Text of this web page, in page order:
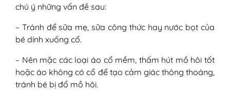
chú ý những vấn đề sau:
– Tránh để sữa mẹ, sữa công thức hay nước bọt của
bé dính xuống cổ.
– Nên mặc các loại áo cổ mềm, thấm hút mồ hôi tốt
hoặc áo không có cổ để tạo cảm giác thông thoáng,
tránh bé bị đổ mồ hôi.